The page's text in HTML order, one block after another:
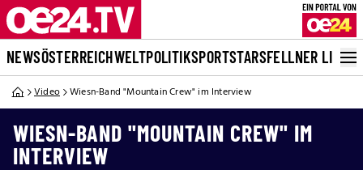
NEWSÖSTERREICHWELTPOLITIKSPORTSTARSFELLNER LIVE
Video Wiesn-Band "Mountain Crew" im Interview
WIESN-BAND "MOUNTAIN CREW" IM
INTERVIEW